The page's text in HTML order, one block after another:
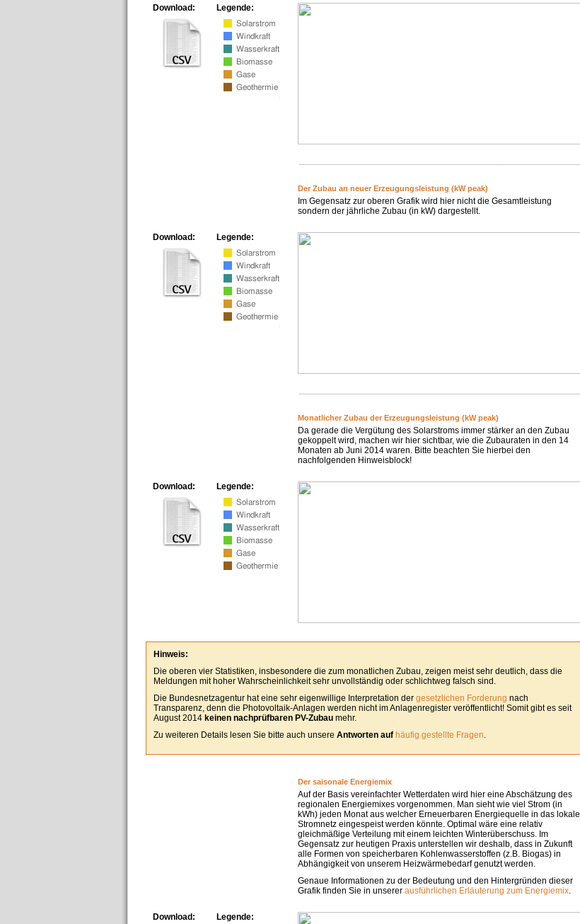
Legende:
Download:
Der Zubau an neuer Erzeugungsleistung (kW peak)
Im Gegensatz zur oberen Grafik wird hier nicht die Gesamtleistung
sondern der jährliche Zubau (in kW) dargestellt.
Legende:
Download:
Monatlicher Zubau der Erzeugungsleistung (kW peak)
Da gerade die Vergütung des Solarstroms immer stärker an den Zubau
gekoppelt wird, machen wir hier sichtbar, wie die Zubauraten in den 14
Monaten ab Juni 2014 waren. Bitte beachten Sie hierbei den
nachfolgenden Hinweisblock!
Legende:
Download:
Hinweis:
Die oberen vier Statistiken, insbesondere die zum monatlichen Zubau, zeigen meist sehr deutlich, dass die
Meldungen mit hoher Wahrscheinlichkeit sehr unvollständig oder schlichtweg falsch sind.
Die Bundesnetzagentur hat eine sehr eigenwillige Interpretation der gesetzlichen Forderung nach
Transparenz, denn die Photovoltaik-Anlagen werden nicht im Anlagenregister veröffentlicht! Somit gibt es seit
August 2014 keinen nachprüfbaren PV-Zubau mehr.
Zu weiteren Details lesen Sie bitte auch unsere Antworten auf häufig gestellte Fragen.
Der saisonale Energiemix
Auf der Basis vereinfachter Wetterdaten wird hier eine Abschätzung des
regionalen Energiemixes vorgenommen. Man sieht wie viel Strom (in
kWh) jeden Monat aus welcher Erneuerbaren Energiequelle in das lokale
Stromnetz eingespeist werden könnte. Optimal wäre eine relativ
gleichmäßige Verteilung mit einem leichten Winterüberschuss. Im
Gegensatz zur heutigen Praxis unterstellen wir deshalb, dass in Zukunft
alle Formen von speicherbaren Kohlenwasserstoffen (z.B. Biogas) in
Abhängigkeit von unserem Heizwärmebedarf genutzt werden.
Genaue Informationen zu der Bedeutung und den Hintergründen dieser
Grafik finden Sie in unserer ausführlichen Erläuterung zum Energiemix.
Legende:
Download: